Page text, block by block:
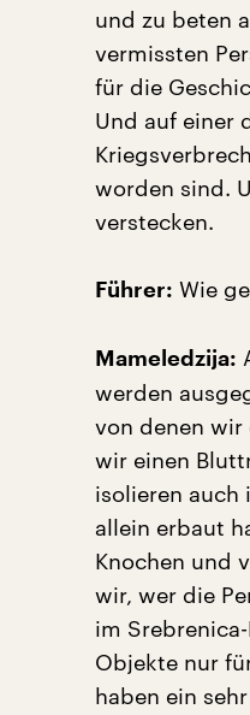
und zu beten
vermissten
für die
Und auf einer
worden sind.
verstecken.
Führer: Wie
Mameledzija:
werden
von denen wir
wir einen
isolieren auch
allein erbaut
Knochen und
wir, wer die
im
Objekte nur
haben ein